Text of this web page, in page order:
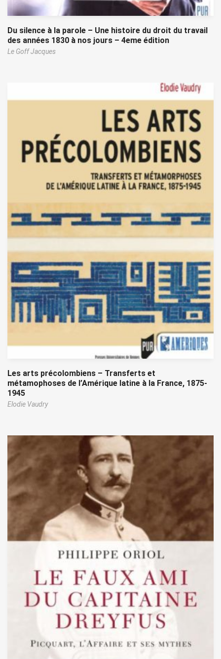
Du silence à la parole – Une histoire du droit du travail
des années 1830 à nos jours – 4eme édition
Le Goff Jacques
Les arts précolombiens – Transferts et
métamophoses de l’Amérique latine à la France, 1875-
1945
Elodie Vaudry